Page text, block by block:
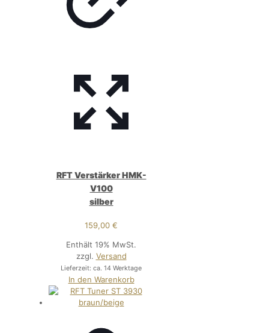
RFT Verstärker HMK-
V100
silber
159,00€
Enthält 19% MwSt.
zzgl. Versand
Lieferzeit: ca. 14 Werktage
In den Warenkorb